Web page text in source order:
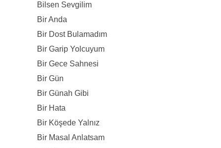
Bilsen Sevgilim
Bir Anda
Bir Dost Bulamadım
Bir Garip Yolcuyum
Bir Gece Sahnesi
Bir Gün
Bir Günah Gibi
Bir Hata
Bir Köşede Yalnız
Bir Masal Anlatsam